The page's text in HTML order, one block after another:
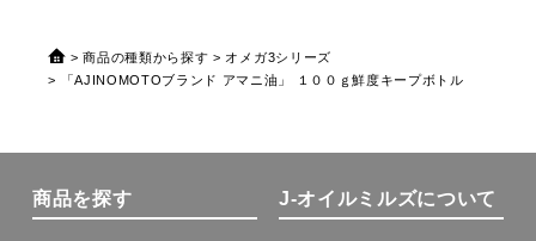
商品の種類から探す
オメガ3シリーズ
「AJINOMOTOブランド アマニ油」 １００ｇ鮮度キープボトル
商品を探す J-オイルミルズについて